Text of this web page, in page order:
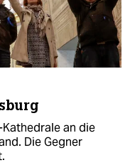
an die
Die Gegner